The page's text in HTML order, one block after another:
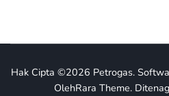
Hak Cipta ©2026 Petrogas.
OlehRara Theme.